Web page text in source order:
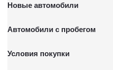
Новые автомобили
Автомобили с пробегом
Условия покупки